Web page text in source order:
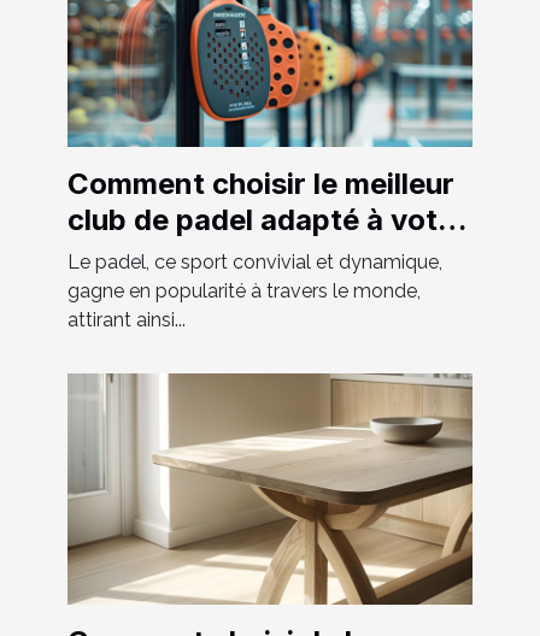
Comment choisir le meilleur
club de padel adapté à votre
niveau
Le padel, ce sport convivial et dynamique,
gagne en popularité à travers le monde,
attirant ainsi...